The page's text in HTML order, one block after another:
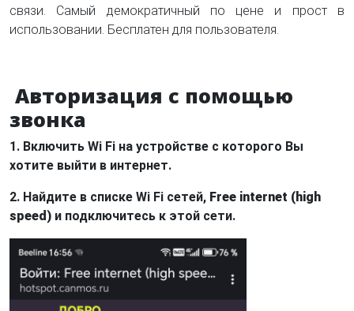
связи. Самый демократичный по цене и прост в
использовании. Бесплатен для пользователя.
Авторизация с помощью
звонка
1. Включить Wi Fi на устройстве с которого Вы
хотите выйти в интернет.
2. Найдите в списке Wi Fi сетей, Free internet (high
speed) и подключитесь к этой сети.